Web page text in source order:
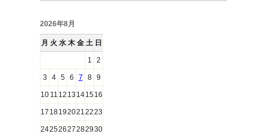
2026年8月
月 火 水 木 金 土 日
1 2
3 4 5 6 7 8 9
10 11 12 13 141516
17 181920212223
24252627282930